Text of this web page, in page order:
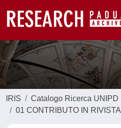
IRIS
Catalogo Ricerca UNIPD
01 CONTRIBUTO IN RIVISTA